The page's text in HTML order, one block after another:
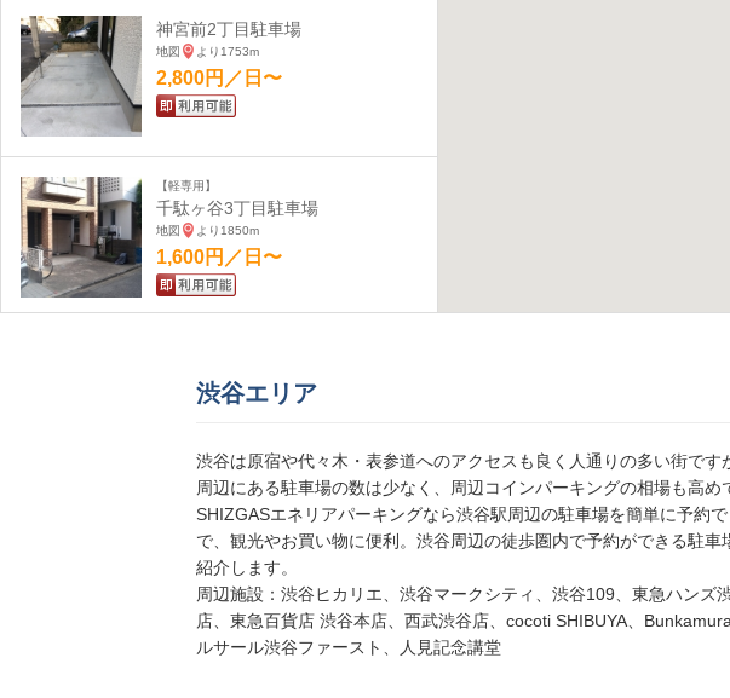
神宮前2丁目駐車場
地図 より1753m
2,800円／日〜
【軽専用】
千駄ヶ谷3丁目駐車場
地図 より1850m
1,600円／日〜
1,000円／日〜
赤坂8丁目駐車場
より3255m
3,500円／日〜
渋谷エリア
渋谷は原宿や代々木・表参道へのアクセスも良く人通りの多い街です
周辺にある駐車場の数は少なく、周辺コインパーキングの相場も高め
SHIZGASエネリアパーキングなら渋谷駅周辺の駐車場を簡単に予約
で、観光やお買い物に便利。渋谷周辺の徒歩圏内で予約ができる駐車
紹介します。
周辺施設：渋谷ヒカリエ、渋谷マークシティ、渋谷109、東急ハンズ
店、東急百貨店 渋谷本店、西武渋谷店、cocoti SHIBUYA、
ルサール渋谷ファースト、人見記念講堂